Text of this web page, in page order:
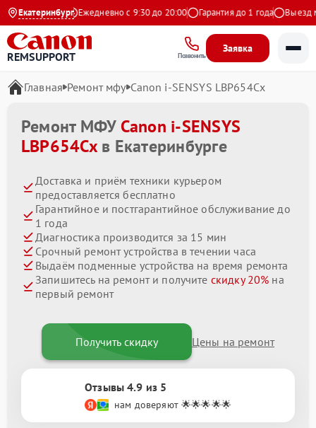
Екатеринбург
на Яндекс Ежедневно с 9:30 до 20:00 Гарантия до 1 года Выезд
REMSUPPORT Позвонить
Заявка
Главная Ремонт мфу Canon i-SENSYS LBP654Cx
Ремонт МФУ Canon i-SENSYS
LBP654Cxв Екатеринбурге
Доставка и приём техники курьером
предоставляется бесплатно
Гарантийное и постгарантийное обслуживание до
1 года
Диагностика производится за 15 мин
Срочный ремонт устройства в течении часа
Выдаём подменные устройства на время ремонта
Запишитесь на ремонт и получите скидку 20% на
первый ремонт
Получить скидку Цены на ремонт
Отзывы 4.9 из 5
нам доверяют 🌟🌟🌟🌟🌟